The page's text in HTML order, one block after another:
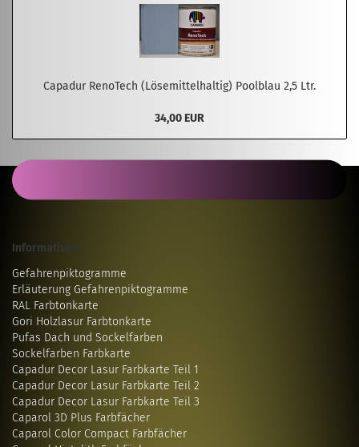
Capadur RenoTech (Lösemittelhaltig) Poolblau 2,5 Ltr.
34,00 EUR
Informatives...
Gefahrenpiktogramme
Erläuterung Gefahrenpiktogramme
RAL Farbtonkarte
Gori Holzlasur Farbtonkarte
Pufas Dach und Sockelfarben
Sockelfarben Farbkarte
Capadur Decor Lasur Farbkarte Teil 1
Capadur Decor Lasur Farbkarte Teil 2
Capadur Decor Lasur Farbkarte Teil 3
Caparol 3D Plus Farbfächer
Caparol Color Compact Farbfächer